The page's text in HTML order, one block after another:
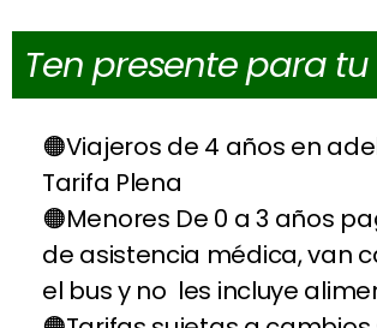
Ten presente para
Viajeros de 4 años en
Tarifa Plena
Menores De 0 a 3 años
de asistencia médica, van
el bus y no les incluye